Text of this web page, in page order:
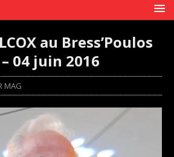
au Bress’Poulos
04 juin 2016
MAG